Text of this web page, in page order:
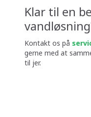
Klar til en
Kontakt os på
gerne med at
til jer.